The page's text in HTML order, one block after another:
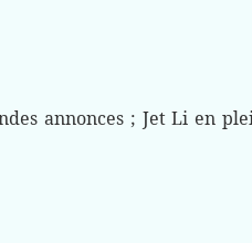
annonces ; Jet Li en